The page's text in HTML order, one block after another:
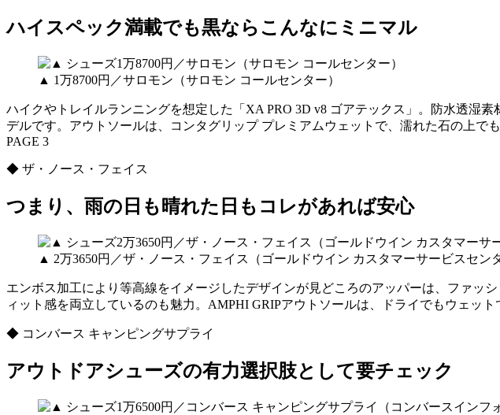
ハイスペック満載でも黒ならこんなにミニマル
▲ 1万8700円／サロモン（サロモン コールセンター）
ハイクやトレイルランニングを想定した「XA PRO 3D v8 ゴアテックス」。防水透湿
デルです。アウトソールは、コンタグリップ プレミアムウェットで、濡れた石の上で
PAGE 3
◆ ザ・ノース・フェイス
つまり、雨の日も晴れた日もコレがあれば安心
▲ 2万3650円／ザ・ノース・フェイス（ゴールドウイン カスタマーサービスセン
エンボス加工により等高線をイメージしたデザインが見どころのアッパーは、ファッ
ィット感を両立しているのも魅力。AMPHI GRIPアウトソールは、ドライでもウェット
◆ コンバース キャンピングサプライ
アウトドアシューズの有力選択肢として要チェック